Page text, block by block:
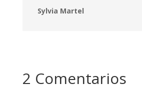
Sylvia Martel
2 Comentarios